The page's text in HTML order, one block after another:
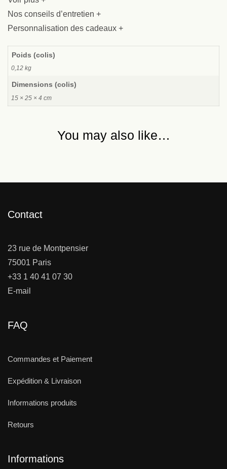
Nos conseils d’entretien +
Personnalisation des cadeaux +
Poids
0,12 kg
Dimensions
15 × 25 × 4 cm
You may also like…
Contact
23 rue de Montpensier
75001 Paris
+33 1 40 41 07 30
E-mail
FAQ
Commandes et Paiement
Expédition & Livraison
Informations produits
Retours
Informations